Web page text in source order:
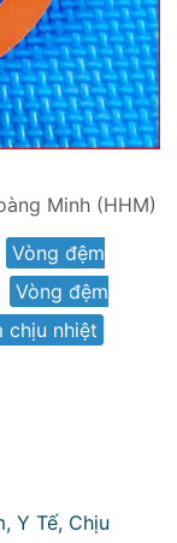
Minh (HHM)
Vòng đệm
Vòng đệm
chịu nhiệt
Y Tế, Chịu